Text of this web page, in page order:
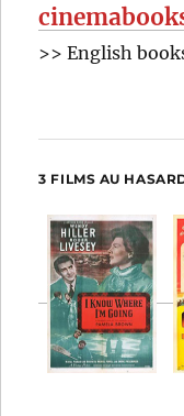
>> English
3 FILMS AU